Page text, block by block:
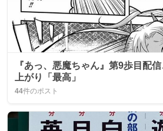
『あっ、悪魔ちゃん』第9歩目配
上がり「最高」
44件のポスト